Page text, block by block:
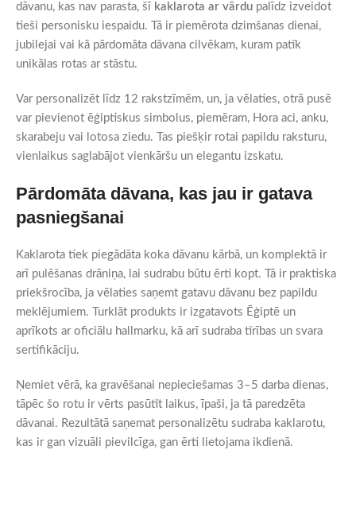
dāvanu, kas nav parasta, šī kaklarota ar vārdu palīdz izveidot
tieši personisku iespaidu. Tā ir piemērota dzimšanas dienai,
jubilejai vai kā pārdomāta dāvana cilvēkam, kuram patīk
unikālas rotas ar stāstu.
Var personalizēt līdz 12 rakstzīmēm, un, ja vēlaties, otrā pusē
var pievienot ēģiptiskus simbolus, piemēram, Hora aci, anku,
skarabeju vai lotosa ziedu. Tas piešķir rotai papildu raksturu,
vienlaikus saglabājot vienkāršu un elegantu izskatu.
Pārdomāta dāvana, kas jau ir gatava
pasniegšanai
Kaklarota tiek piegādāta koka dāvanu kārbā, un komplektā ir
arī pulēšanas drāniņa, lai sudrabu būtu ērti kopt. Tā ir praktiska
priekšrocība, ja vēlaties saņemt gatavu dāvanu bez papildu
meklējumiem. Turklāt produkts ir izgatavots Ēģiptē un
aprīkots ar oficiālu hallmarku, kā arī sudraba tīrības un svara
sertifikāciju.
Ņemiet vērā, ka gravēšanai nepieciešamas 3–5 darba dienas,
tāpēc šo rotu ir vērts pasūtīt laikus, īpaši, ja tā paredzēta
dāvanai. Rezultātā saņemat personalizētu sudraba kaklarotu,
kas ir gan vizuāli pievilcīga, gan ērti lietojama ikdienā.